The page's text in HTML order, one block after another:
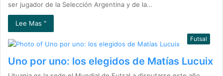
ser jugador de la Selección Argentina y de la…
Lee Mas "
Futsal
Uno por uno: los elegidos de Matías Lucuix